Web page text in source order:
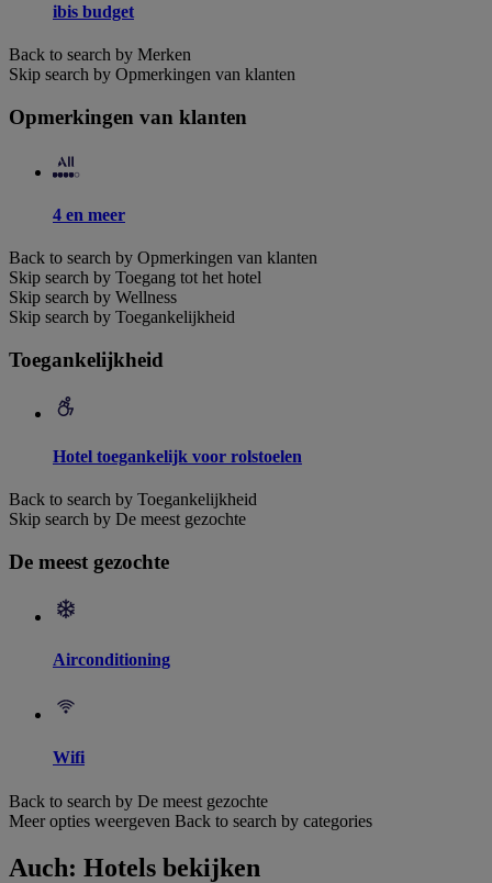
ibis budget
Back to search by Merken
Skip search by Opmerkingen van klanten
Opmerkingen van klanten
4 en meer
Back to search by Opmerkingen van klanten
Skip search by Toegang tot het hotel
Skip search by Wellness
Skip search by Toegankelijkheid
Toegankelijkheid
Hotel toegankelijk voor rolstoelen
Back to search by Toegankelijkheid
Skip search by De meest gezochte
De meest gezochte
Airconditioning
Wifi
Back to search by De meest gezochte
Meer opties weergeven Back to search by categories
Auch: Hotels bekijken